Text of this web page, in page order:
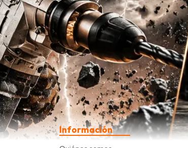
Información